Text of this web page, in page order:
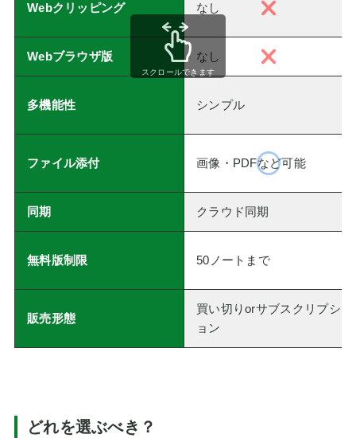
Webクリッピング なし
Webブラウザ版 なし
多機能性 シンプル
ファイル添付 画像・PDFなど可能
同期 クラウド同期
無料版制限 50ノートまで
販売形態
買い切りorサブスクリプシ
ョン
スクロールできます
どれを選ぶべき？